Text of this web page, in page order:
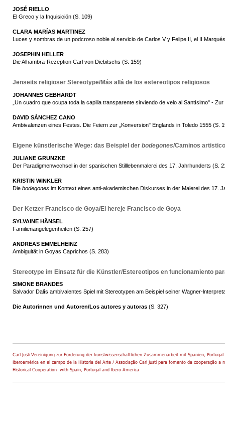
JOSÉ RIELLO
El Greco y la Inquisición (S. 109)
CLARA MARÍAS MARTINEZ
Luces y sombras de un podcroso noble al servicio de Carlos V y Felipe II, el II
JOSEPHIN HELLER
Die Alhambra-Rezeption Carl von Diebitschs (S. 159)
Jenseits religiöser Stereotype/Más allá de los estereotipos religiosos
JOHANNES GEBHARDT
„Un cuadro que ocupa toda la capilla transparente sirviendo de velo al Santísimo" -
DAVID SÁNCHEZ CANO
Ambivalenzen eines Festes. Die Feiern zur „Konversion" Englands in Toledo 1555 (S.
Eigene künstlerische Wege: das Beispiel der bodegones/Caminos
JULIANE GRUNZKE
Der Paradigmenwechsel in der spanischen Stilllebenmalerei des 17. Jahrhunderts (S.
KRISTIN WINKLER
Die bodegones im Kontext eines anti-akademischen Diskurses in der Malerei des 17.
Der Ketzer Francisco de Goya/El hereje Francisco de Goya
SYLVAINE HÄNSEL
Familienangelegenheiten (S. 257)
ANDREAS EMMELHEINZ
Ambiguität in Goyas Caprichos (S. 283)
Stereotype im Einsatz für die Künstler/Estereotipos en funcionamiento
SIMONE BRANDES
Salvador Dalís ambivalentes Spiel mit Stereotypen am Beispiel seiner Wagner-
Die Autorinnen und Autoren/Los autores y autoras (S. 327)
Carl Justi-Vereinigung zur Förderung der kunstwissenschaftlichen Zusammenarbeit mit Spanien,
Iberoamérica en el campo de la Historia del Arte / Associação Carl Justi para fomento da cooperação
Historical Cooperation with Spain, Portugal and Ibero-America